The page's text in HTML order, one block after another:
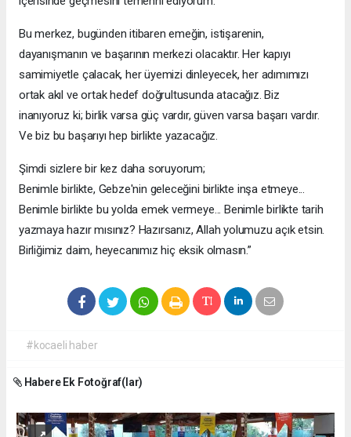
Bu merkez, bugünden itibaren emeğin, istişarenin,
dayanışmanın ve başarının merkezi olacaktır. Her kapıyı
samimiyetle çalacak, her üyemizi dinleyecek, her adımımızı
ortak akıl ve ortak hedef doğrultusunda atacağız. Biz
inanıyoruz ki; birlik varsa güç vardır, güven varsa başarı vardır.
Ve biz bu başarıyı hep birlikte yazacağız.
Şimdi sizlere bir kez daha soruyorum;
Benimle birlikte, Gebze'nin geleceğini birlikte inşa etmeye...
Benimle birlikte bu yolda emek vermeye... Benimle birlikte tarih
yazmaya hazır mısınız? Hazırsanız, Allah yolumuzu açık etsin.
Birliğimiz daim, heyecanımız hiç eksik olmasın.”
#kocaeli haber
Habere Ek Fotoğraf(lar)